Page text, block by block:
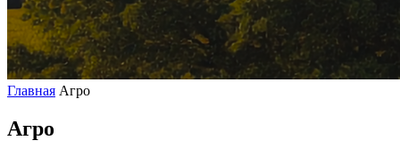
Главная Агро
Агро